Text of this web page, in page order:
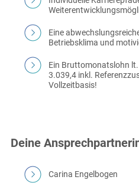
Eine
Betriebsklima und
Ein Bruttomonatslohn
3.039,4 inkl.
Vollzeitbasis!
Deine
Carina Engelbogen